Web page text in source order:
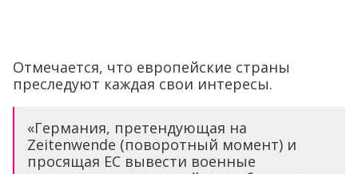
Отмечается, что европейские страны
преследуют каждая свои интересы.
«Германия, претендующая на
Zeitenwende (поворотный момент) и
просящая ЕС вывести военные